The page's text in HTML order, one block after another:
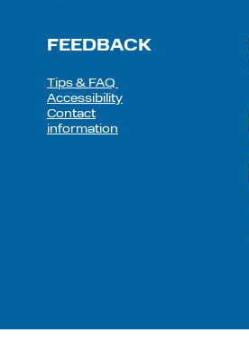
FEEDBACK
Tips & FAQ
Accessibility
Contact
information